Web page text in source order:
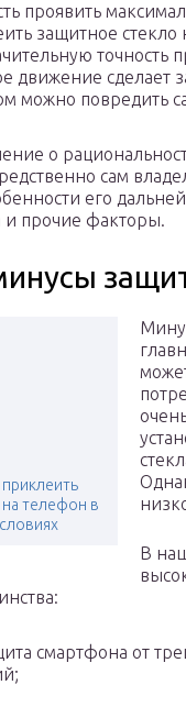
проявить
защитное стекло
движение сделает
можно повредить
о
сам
его
и прочие факторы.
телефон в
В
смартфона от